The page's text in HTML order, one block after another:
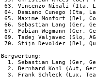
63. Vincenzo Nibali
64. Damiano Cunego
65. Maxime Monfort
66. Sebastian Lang
67. Fabian Wegmann
69. Tadej Valjavec (Slo,
70. Stijn Devolder
Bergwertung:
1. Sebastian Lang (Ger,
2. Bernhard Kohl (Aut,
3. Frank Schleck (Lux,